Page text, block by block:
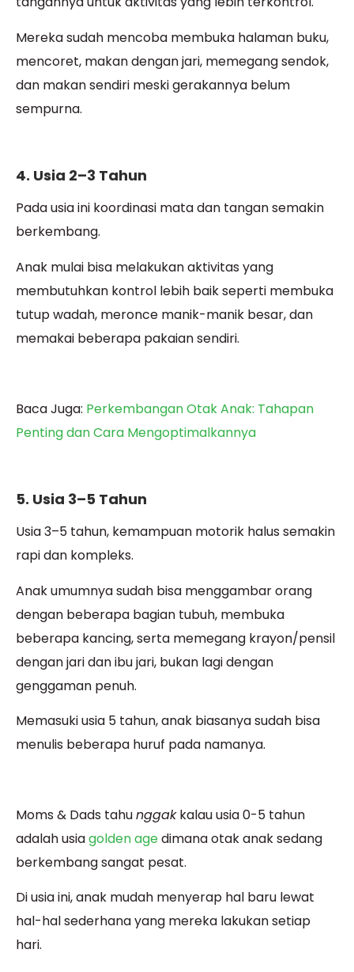
Mereka sudah mencoba membuka halaman buku,
mencoret, makan dengan jari, memegang sendok,
dan makan sendiri meski gerakannya belum
sempurna.
4. Usia 2–3 Tahun
Pada usia ini koordinasi mata dan tangan semakin
berkembang.
Anak mulai bisa melakukan aktivitas yang
membutuhkan kontrol lebih baik seperti membuka
tutup wadah, meronce manik-manik besar, dan
memakai beberapa pakaian sendiri.
Baca Juga: Perkembangan Otak Anak: Tahapan
Penting dan Cara Mengoptimalkannya
5. Usia 3–5 Tahun
Usia 3–5 tahun, kemampuan motorik halus semakin
rapi dan kompleks.
Anak umumnya sudah bisa menggambar orang
dengan beberapa bagian tubuh, membuka
beberapa kancing, serta memegang krayon/pensil
dengan jari dan ibu jari, bukan lagi dengan
genggaman penuh.
Memasuki usia 5 tahun, anak biasanya sudah bisa
menulis beberapa huruf pada namanya.
Moms & Dads tahunggakkalau usia 0-5 tahun
adalah usiagolden agedimana otak anak sedang
berkembang sangat pesat.
Di usia ini, anak mudah menyerap hal baru lewat
hal-hal sederhana yang mereka lakukan setiap
hari.